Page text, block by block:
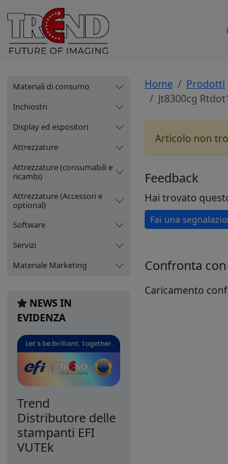
Materiali di consumo
Inchiostri
Display ed espositori
Attrezzature
Attrezzature (consumabili e
ricambi)
Attrezzature (Accessori e
optional)
Software
Servizi
Materiale Marketing
NEWS IN
EVIDENZA
Trend
Distributore delle
stampanti EFI
VUTEk
Home Prodotti
Jt8300cg
Articolo non
Feedback
Hai trovato
Fai una
Confronta con
Caricamento